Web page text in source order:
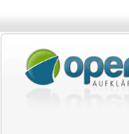
springen